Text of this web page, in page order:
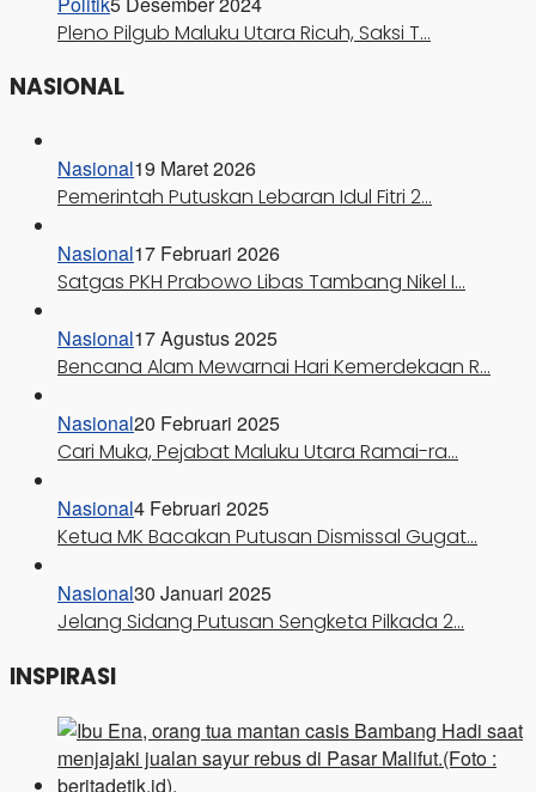
Pleno Pilgub Maluku Utara Ricuh, Saksi T…
NASIONAL
Nasional19 Maret 2026
Pemerintah Putuskan Lebaran Idul Fitri 2…
Nasional17 Februari 2026
Satgas PKH Prabowo Libas Tambang Nikel I…
Nasional17 Agustus 2025
Bencana Alam Mewarnai Hari Kemerdekaan R…
Nasional20 Februari 2025
Cari Muka, Pejabat Maluku Utara Ramai-ra…
Nasional4 Februari 2025
Ketua MK Bacakan Putusan Dismissal Gugat…
Nasional30 Januari 2025
Jelang Sidang Putusan Sengketa Pilkada 2…
INSPIRASI